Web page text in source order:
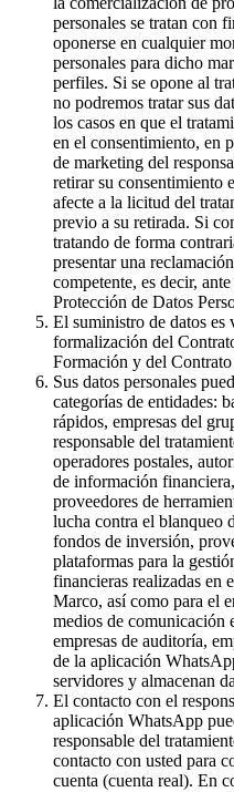
personales se tratan con
oponerse en cualquier
personales para dicho
perfiles. Si se opone al
no podremos tratar sus
los casos en que el
en el consentimiento, en
de marketing del
retirar su consentimiento
afecte a la licitud del
previo a su retirada. Si
tratando de forma
presentar una
competente, es decir,
Protección de Datos
El suministro de datos es
formalización del
Formación y del
Sus datos personales
categorías de entidades:
rápidos, empresas del
responsable del
operadores postales,
de información
proveedores de
lucha contra el blanqueo
fondos de inversión,
plataformas para la
financieras realizadas en
Marco, así como para el
medios de comunicación
empresas de auditoría,
de la aplicación
servidores y almacenan
El contacto con el
aplicación WhatsApp
responsable del
contacto con usted para
cuenta (cuenta real). En